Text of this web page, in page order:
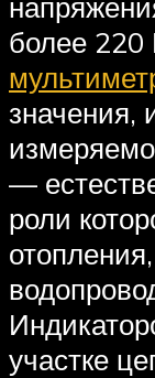
более 220
значения,
—
роли
участке